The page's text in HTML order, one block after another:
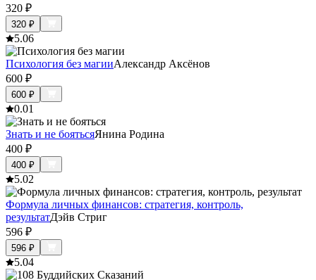
320 ₽
320 ₽
5.06
Психология без магииАлександр Аксёнов
600 ₽
600 ₽
0.01
Знать и не боятьсяЯнина Родина
400 ₽
400 ₽
5.02
Формула личных финансов: стратегия, контроль,
результатДэйв Стриг
596 ₽
596 ₽
5.04